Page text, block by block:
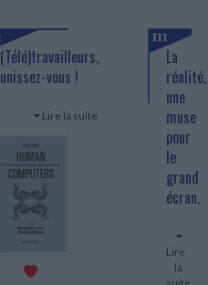
(Télé)travailleurs,
unissez-vous !
Lire la suite
On arrête pas le
progrès.
Cette
expression, à
l’origine très
Mais la marche
En stock
La
réalité,
une
muse
pour
le
grand
écran.
Lire
la